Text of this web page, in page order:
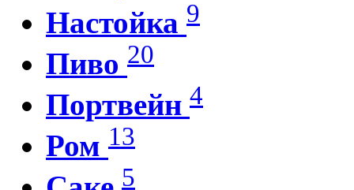
Настойка 9
Пиво 20
Портвейн 4
Ром 13
5